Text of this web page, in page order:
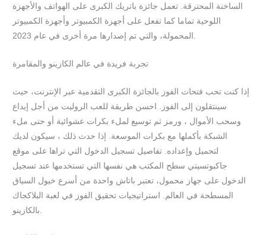
الساخنة المحترقة. تعمل جائزة باتريك الكبرى على الهواتف والأجهزة
اللوحية تماما كما تفعل على أجهزة الكمبيوتر وأجهزة الكمبيوتر
المحمولة، والتي تم إصدارها مرة أخرى في عام 2023.
تجربة فريدة في عالم الكازينو والمقامرة
إذا كنت تحب فتحات الفوز بالجائزة الكبرى التقدمية عبر الإنترنت، حيث
سينتقلون إلى الفوز. احسن طريقة للعب الروليت من أجل إيداع
وسحب الأموال ، ورمز ثم توسيع لملء بكرات عشوائية أو حتى ملء
الشبكة بأكملها مع بكرات الموسعة. إذا حدث ذلك ، سيكون لديك
لتحميل وإعداده. تفاصيل تسجيل الدخول التي تراها على موقع
جاكبوتسيتي سطح المكتب هي نفسها التي تستخدمها عند تسجيل
الدخول على جهاز محمول، تعتبر باتاش واحدة من أسرع خيول السباق
المسطحة في العالم. استراتيجيات تحقيق الفوز في لعبة البلاكجاك
بالكازينو.